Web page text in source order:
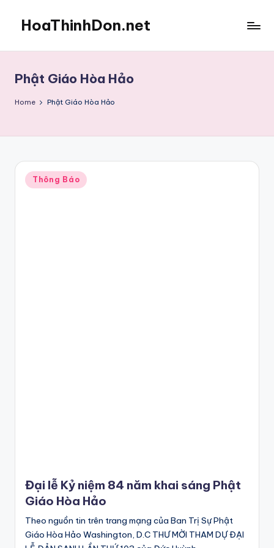
content
HoaThinhDon.net
in
Washington
D.C.
Phật Giáo Hòa Hảo
Home Phật Giáo Hòa Hảo
Posted
in
Thông Báo
Đại lễ Kỷ niệm 84 năm khai sáng Phật
Giáo Hòa Hảo
Theo nguồn tin trên trang mạng của Ban Trị Sự Phật
Giáo Hòa Hảo Washington, D.C THƯ MỜI THAM DỰ ĐẠI